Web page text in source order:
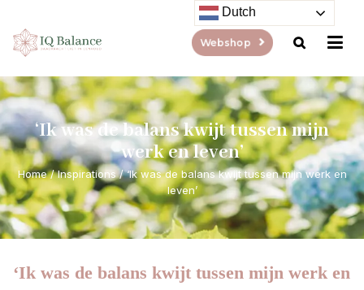
Webshop
‘Ik was de balans kwijt tussen mijn
werk en leven’
Home/Inspirations/‘Ik was de balans kwijt tussen mijn werk en
leven’
‘Ik was de balans kwijt tussen mijn werk en
Dutch